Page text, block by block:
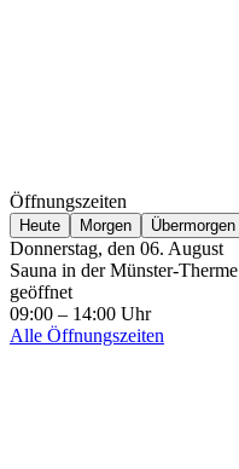
Öffnungszeiten
Heute Morgen Übermorgen
Donnerstag, den 06. August
Sauna in der Münster-Therme
geöffnet
09:00 – 14:00 Uhr
Alle Öffnungszeiten